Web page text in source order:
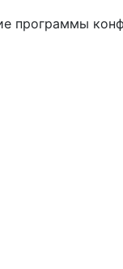
программы